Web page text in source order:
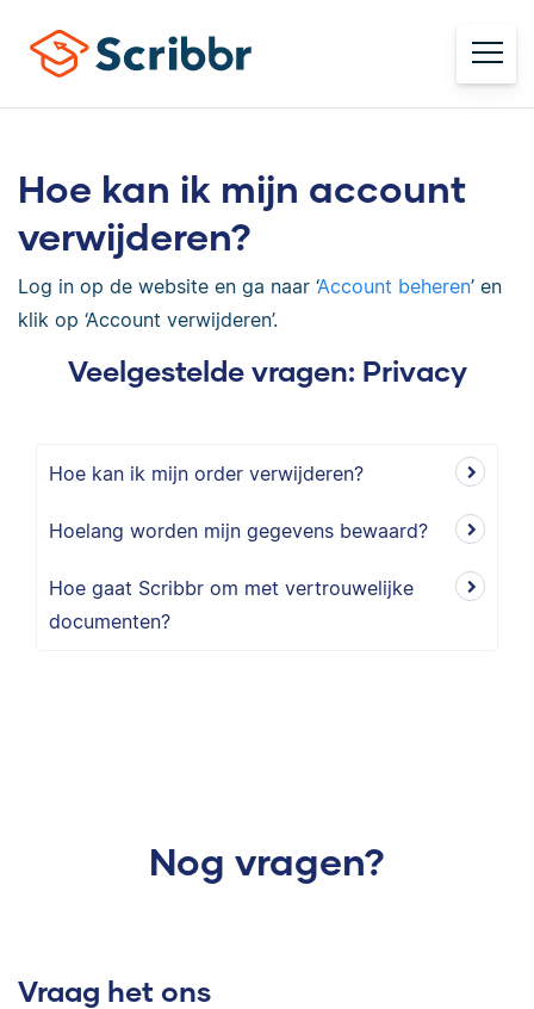
Hoe kan ik mijn account
verwijderen?
Log in op de website en ga naar ‘Account beheren’ en
klik op ‘Account verwijderen’.
Veelgestelde vragen: Privacy
Hoe kan ik mijn order verwijderen?
Hoelang worden mijn gegevens bewaard?
Hoe gaat Scribbr om met vertrouwelijke
documenten?
Nog vragen?
Vraag het ons